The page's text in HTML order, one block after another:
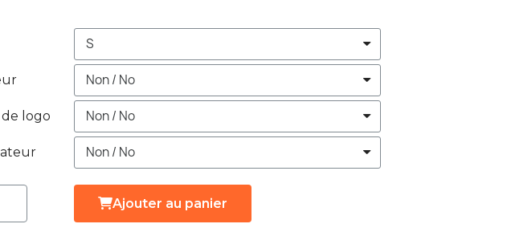
logo
Ajouter au panier